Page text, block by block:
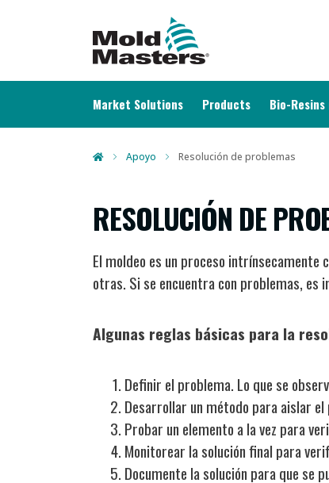
MAIN NAVIGATION
Market Solutions Products Bio-
Apoyo Resolución de problemas
RESOLUCIÓN DE
El moldeo es un proceso intrínsecamente
otras. Si se encuentra con problemas,
Algunas reglas básicas para la
Definir el problema. Lo que se
Desarrollar un método para aislar
Probar un elemento a la vez para
Monitorear la solución final para
Documente la solución para que se